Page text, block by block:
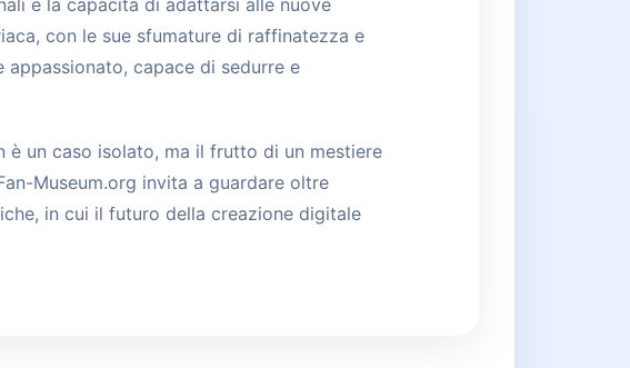
e la capacità di adattarsi alle nuove
con le sue sfumature di raffinatezza e
capace di sedurre e
è un caso isolato, ma il frutto di un mestiere
Museum.org invita a guardare oltre
in cui il futuro della creazione digitale